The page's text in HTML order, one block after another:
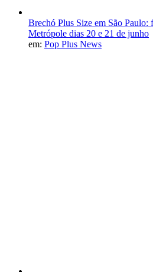
Brechó Plus Size em São Paulo:
Metrópole dias 20 e 21 de junho
em: Pop Plus News